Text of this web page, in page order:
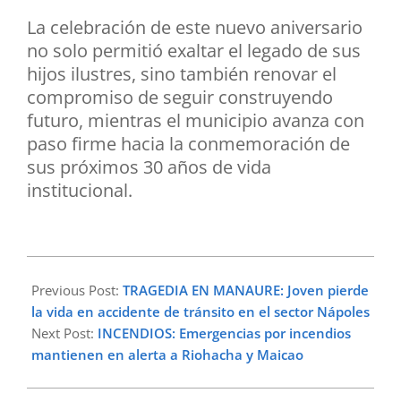
La celebración de este nuevo aniversario
no solo permitió exaltar el legado de sus
hijos ilustres, sino también renovar el
compromiso de seguir construyendo
futuro, mientras el municipio avanza con
paso firme hacia la conmemoración de
sus próximos 30 años de vida
institucional.
05-
18
Previous Post: TRAGEDIA EN MANAURE: Joven pierde
la vida en accidente de tránsito en el sector Nápoles
Next Post: INCENDIOS: Emergencias por incendios
mantienen en alerta a Riohacha y Maicao